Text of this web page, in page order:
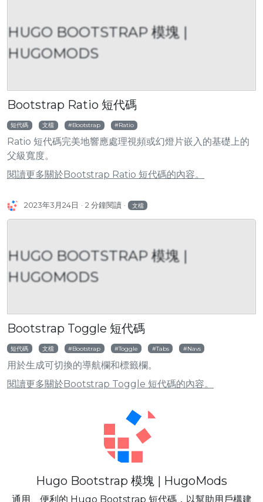
HUGO BOOTSTRAP 模塊 |
HUGOMODS
Bootstrap Ratio 短代碼
短代碼 文檔 Bootstrap Ratio
Ratio 短代碼完美地響應處理視頻或幻燈片嵌入的基礎上的
父級寬度。
閱讀更多關於Bootstrap Ratio 短代碼的內容。
2023年3月24日 2 分鐘閱讀 文檔
HUGO BOOTSTRAP 模塊 |
HUGOMODS
Bootstrap Toggle 短代碼
短代碼 文檔 Bootstrap Toggle Tabs Navs
用於生成可切換的導航欄和標籤欄。
閱讀更多關於Bootstrap Toggle 短代碼的內容。
Hugo Bootstrap 模塊 | HugoMods
通用、便利的 Hugo Bootstrap 短代碼，以幫助用戶構建